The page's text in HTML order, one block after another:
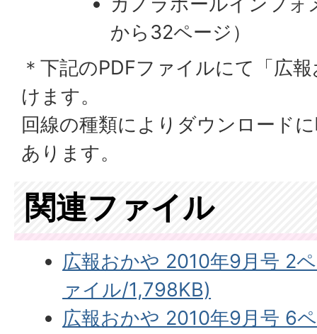
から32ページ）
＊下記のPDFファイルにて「広
けます。
回線の種類によりダウンロード
あります。
関連ファイル
広報おかや 2010年9月号 2
ァイル/1,798KB)
広報おかや 2010年9月号 6